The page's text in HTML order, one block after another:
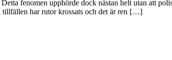
fenomen upphörde dock nästan helt utan att
tillfällen har rutor krossats och det är ren […]